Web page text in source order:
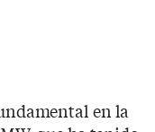
en la